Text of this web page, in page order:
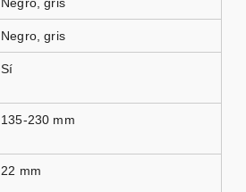
Negro, gris
Negro, gris
Sí
135-230 mm
22 mm